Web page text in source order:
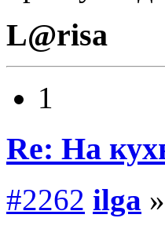
L@risa
1
Re: На
#2262 ilga